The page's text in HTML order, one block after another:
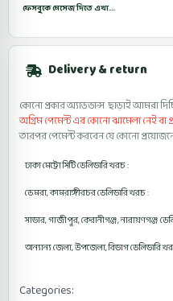
ফেসবুকে মেসেজ দিতে এখানে ক্লিক করুন।
Delivery & return
কোনো প্রকার অ্যাডভান্স ছাড়াই আমরা
অগ্রিম পেমেন্ট এর কোনো ঝামেলা নেই
তারপর পেমেন্ট করবেন যে কোনো
ঢাকা মেট্রো সিটি ডেলিভারি খরচ :
ডেমরা, কামরাঙ্গীরচর ডেলিভারি খরচ :
সাভার, গাজীপুর, কেরানীগঞ্জ, নারায়ণগঞ্জ
অন্যান্য জেলা, উপজেলা, বিভাগ ডেলিভারি
Categories: